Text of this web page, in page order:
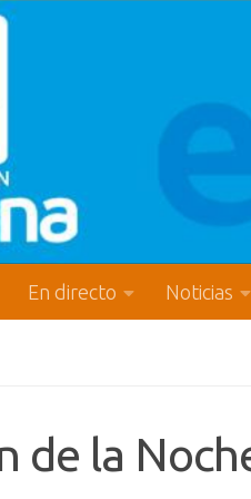
En directo Noticias
de la